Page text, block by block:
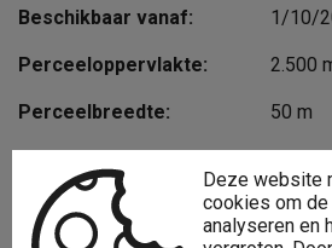
Beschikbaar vanaf: 1/10/
Perceeloppervlakte: 2.500
Perceelbreedte: 50 m
Bebouwde opp.: 400 m²
Deze website
cookies om
analyseren en